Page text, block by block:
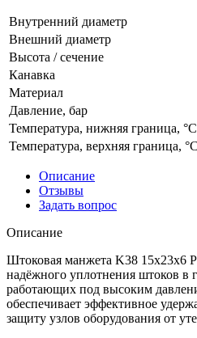
Внутренний диаметр
Внешний диаметр
Высота / сечение
Канавка
Материал
Давление, бар
Температура, нижняя граница, °C
Температура, верхняя граница, °C
Описание
Отзывы
Задать вопрос
Описание
Штоковая манжета K38 15x23x6
надёжного уплотнения штоков в
работающих под высоким
обеспечивает эффективное
защиту узлов оборудования от